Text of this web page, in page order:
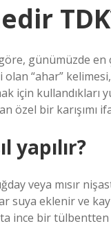
günümüzde en
“ahar”
için kullandıkları
özel bir karışımı
yapılır?
veya mısır
suya eklenir ve
ince bir